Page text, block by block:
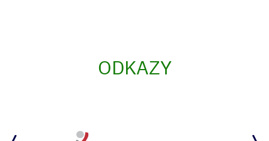
ODKAZY